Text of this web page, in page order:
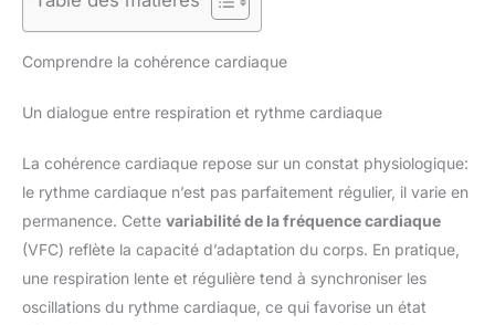
Comprendre la cohérence cardiaque
Un dialogue entre respiration et rythme cardiaque
La cohérence cardiaque repose sur un constat physiologique:
le rythme cardiaque n’est pas parfaitement régulier, il varie en
permanence. Cette variabilité de la fréquence cardiaque
(VFC) reflète la capacité d’adaptation du corps. En pratique,
une respiration lente et régulière tend à synchroniser les
oscillations du rythme cardiaque, ce qui favorise un état